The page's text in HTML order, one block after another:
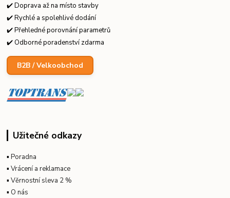
✔️ Doprava až na místo stavby
✔️ Rychlé a spolehlivé dodání
✔️ Přehledné porovnání parametrů
✔️ Odborné poradenství zdarma
B2B / Velkoobchod
Užitečné odkazy
▪Poradna
▪Vrácení a reklamace
▪Věrnostní sleva 2 %
▪ O nás